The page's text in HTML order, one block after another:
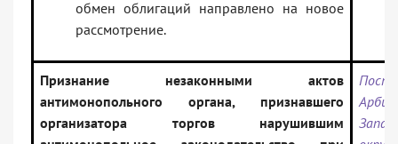
обмен облигаций направлено на новое
рассмотрение.
Признание незаконными актов
антимонопольного органа, признавшего
организатора торгов нарушившим